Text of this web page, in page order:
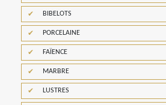
BIBELOTS
PORCELAINE
FAÏENCE
MARBRE
LUSTRES